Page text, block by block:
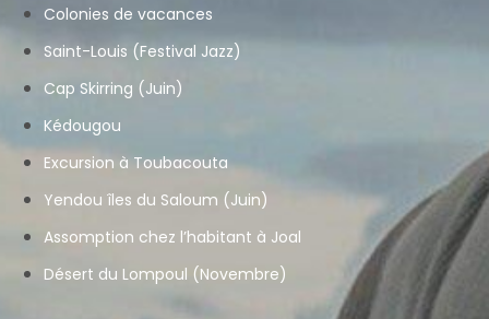
Colonies de vacances
Saint-Louis (Festival Jazz)
Cap Skirring (Juin)
Kédougou
Excursion à Toubacouta
Yendou îles du Saloum (Juin)
Assomption chez l’habitant à Joal
Désert du Lompoul (Novembre)